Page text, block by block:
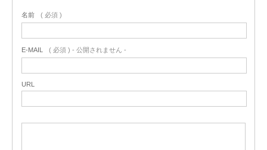
名前 ( 必須 )
E-MAIL ( 必須 ) - 公開されません -
URL